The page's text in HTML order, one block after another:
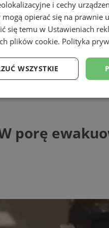
porę
i cechy
opierać się na prawnie
się temu w Ustawieniach
plików cookie. Polityka
WSZYSTKIE
Targetowanie
można prawidłowo korzystać ze